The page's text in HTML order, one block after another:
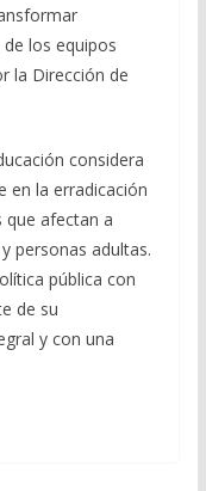
los equipos
la Dirección de
considera
en la erradicación
que afectan a
personas adultas.
pública con
de su
y con una